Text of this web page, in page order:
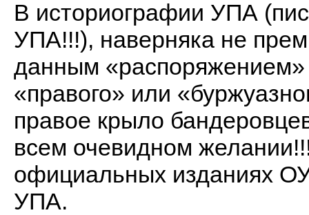
В историографии УПА
УПА!!!), наверняка не
данным «распоряжением»
«правого» или
правое крыло
всем очевидном
официальных изданиях
УПА.